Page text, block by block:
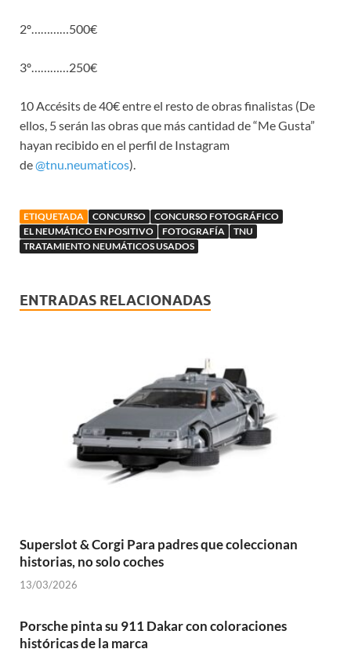
2º…………500€
3º…………250€
10 Accésits de 40€ entre el resto de obras finalistas (De
ellos, 5 serán las obras que más cantidad de “Me Gusta”
hayan recibido en el perfil de Instagram
de@tnu.neumaticos).
ETIQUETADA CONCURSO
CONCURSO FOTOGRÁFICO
EL NEUMÁTICO EN POSITIVO
FOTOGRAFÍA
TNU
TRATAMIENTO NEUMÁTICOS USADOS
ENTRADAS RELACIONADAS
Superslot & Corgi Para padres que coleccionan
historias, no solo coches
13/03/2026
Porsche pinta su 911 Dakar con coloraciones
históricas de la marca